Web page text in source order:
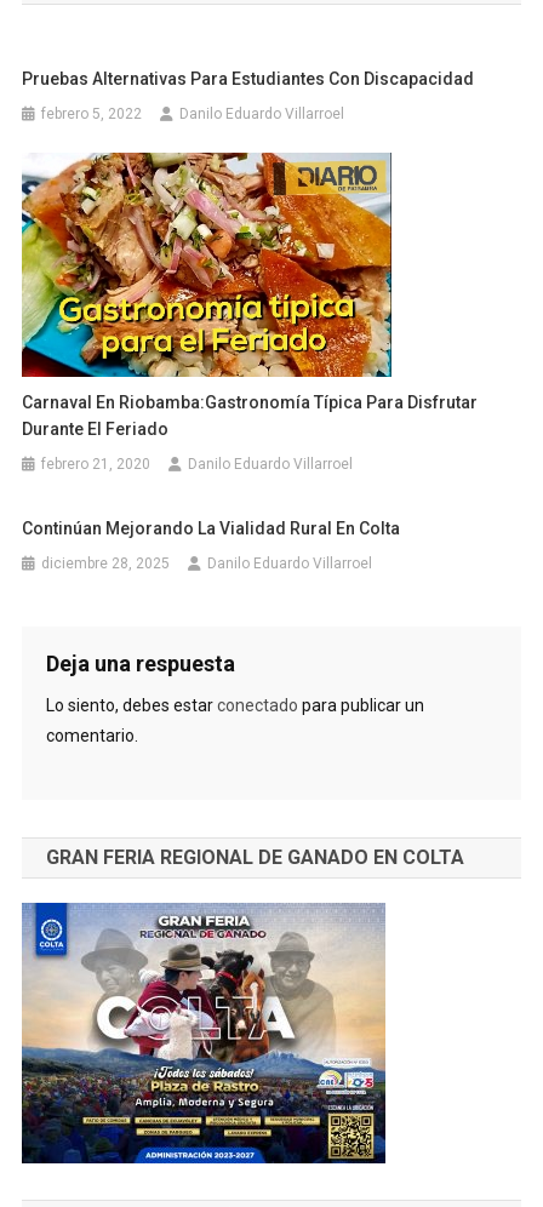
Pruebas Alternativas Para Estudiantes Con Discapacidad
febrero 5, 2022 Danilo Eduardo Villarroel
Carnaval En Riobamba:Gastronomía Típica Para Disfrutar
Durante El Feriado
febrero 21, 2020 Danilo Eduardo Villarroel
Continúan Mejorando La Vialidad Rural En Colta
diciembre 28, 2025 Danilo Eduardo Villarroel
Deja una respuesta
Lo siento, debes estarconectado para publicar un
comentario.
GRAN FERIA REGIONAL DE GANADO EN COLTA